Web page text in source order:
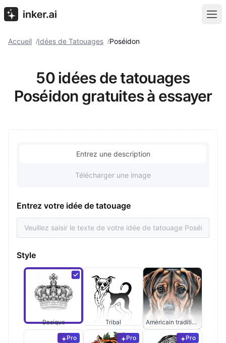
Accueil /Idées de Tatouages /Poséidon
50 idées de tatouages
Poséidon gratuites à essayer
Entrez une description
Télécharger une image
Entrez votre idée de tatouage
Style
Basique Tribal Américain traditionnel
Pro Pro Pro